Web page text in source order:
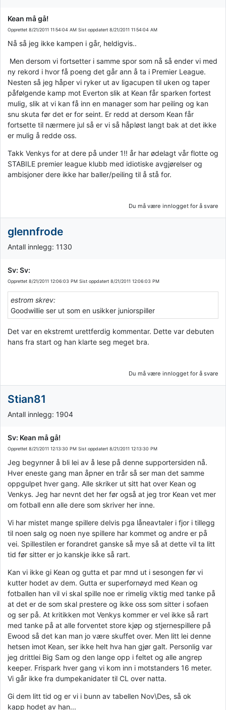
Kean må gå!
Opprettet 8/21/2011 11:54:04 AM Sist oppdatert 8/21/2011 11:54:04 AM
Nå så jeg ikke kampen i går, heldigvis..
Men dersom vi fortsetter i samme spor som nå så ender vi med
ny rekord i hvor få poeng det går ann å ta i Premier League.
Nesten så jeg håper vi ryker ut av ligacupen til uken og taper
påfølgende kamp mot Everton slik at Kean får sparken fortest
mulig, slik at vi kan få inn en manager som har peiling og kan
snu skuta før det er for seint. Er redd at dersom Kean får
fortsette til nærmere jul så er vi så håpløst langt bak at det ikke
er mulig å redde oss.
Takk Venkys for at dere på under 1!! år har ødelagt vår flotte og
STABILE premier league klubb med idiotiske avgjørelser og
ambisjoner dere ikke har baller/peiling til å stå for.
Du må være innlogget for å svare
glennfrode
Antall innlegg: 1130
Sv: Sv:
Opprettet 8/21/2011 12:06:03 PM Sist oppdatert 8/21/2011 12:06:03 PM
estrom skrev:
Goodwillie ser ut som en usikker juniorspiller
Det var en ekstremt urettferdig kommentar. Dette var debuten
hans fra start og han klarte seg meget bra.
Du må være innlogget for å svare
Stian81
Antall innlegg: 1904
Sv: Kean må gå!
Opprettet 8/21/2011 12:13:30 PM Sist oppdatert 8/21/2011 12:13:30 PM
Jeg begynner å bli lei av å lese på denne supportersiden nå.
Hver eneste gang man åpner en trår så ser man det samme
oppgulpet hver gang. Alle skriker ut sitt hat over Kean og
Venkys. Jeg har nevnt det her før også at jeg tror Kean vet mer
om fotball enn alle dere som skriver her inne.
Vi har mistet mange spillere delvis pga låneavtaler i fjor i tillegg
til noen salg og noen nye spillere har kommet og andre er på
vei. Spillestilen er forandret ganske så mye så at dette vil ta litt
tid før sitter er jo kanskje ikke så rart.
Kan vi ikke gi Kean og gutta et par mnd ut i sesongen før vi
kutter hodet av dem. Gutta er superfornøyd med Kean og
fotballen han vil vi skal spille noe er rimelig viktig med tanke på
at det er de som skal prestere og ikke oss som sitter i sofaen
og ser på. At kritikken mot Venkys kommer er vel ikke så rart
med tanke på at alle forventet store kjøp og stjernespillere på
Ewood så det kan man jo være skuffet over. Men litt lei denne
hetsen imot Kean, ser ikke helt hva han gjør galt. Personlig var
jeg drittlei Big Sam og den lange opp i feltet og alle angrep
keeper. Frispark hver gang vi kom inn i motstanders 16 meter.
Vi går ikke fra dumpekanidater til CL over natta.
Gi dem litt tid og er vi i bunn av tabellen Nov\Des, så ok
kapp hodet av han...